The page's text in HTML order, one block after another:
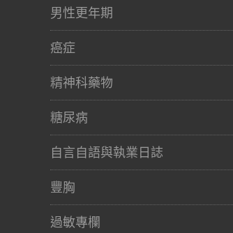
男性更年期
癌症
精神科藥物
糖尿病
自言自語與執業日誌
豐胸
過敏專欄